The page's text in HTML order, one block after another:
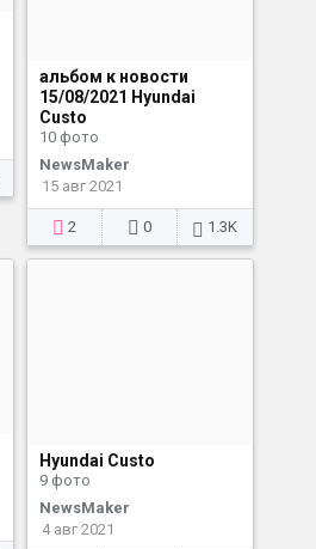
альбом к новости
15/08/2021 Hyundai
Custo
10 фото
NewsMaker
15 авг 2021
2 0 1.3K
Hyundai Custo
9 фото
NewsMaker
4 авг 2021